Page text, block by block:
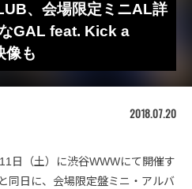
、会場限定ミニAL詳
GAL feat. Kick a
像も
2018.07.20
日（土）に渋谷WWWにて開催す
同日に、会場限定盤ミニ・アルバ